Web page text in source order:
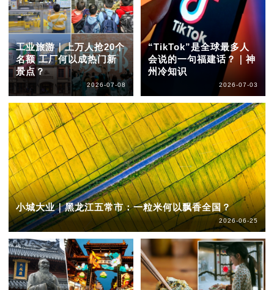
工业旅游｜上万人抢20个
名额 工厂何以成热门新
景点？
2026-07-08
“TikTok”是全球最多人
会说的一句福建话？｜神
州冷知识
2026-07-03
小城大业｜黑龙江五常市：一粒米何以飘香全国？
2026-06-25